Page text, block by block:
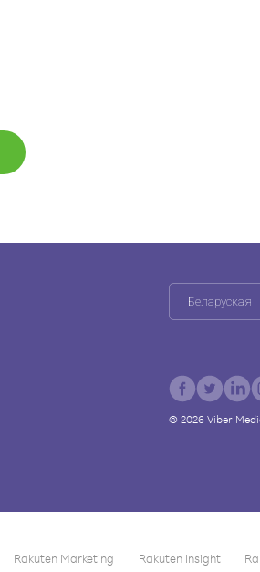
Беларуская
© 2026 Viber
Rakuten Marketing Rakuten Insight